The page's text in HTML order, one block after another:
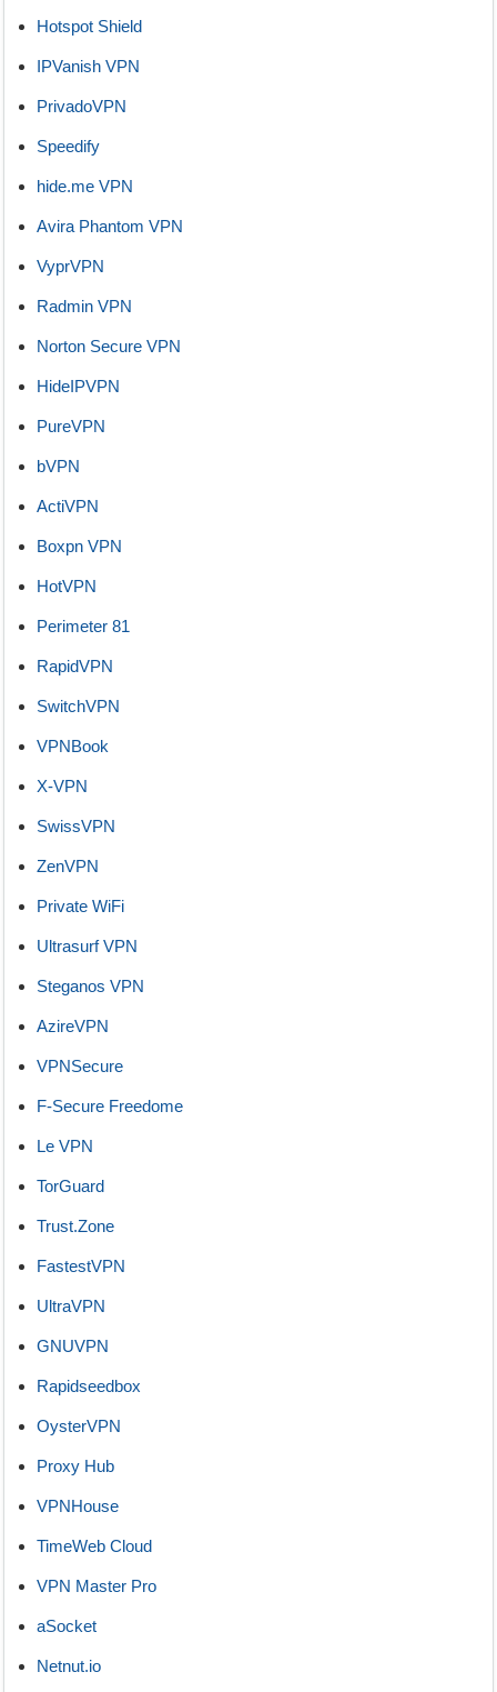
Hotspot Shield
IPVanish VPN
PrivadoVPN
Speedify
hide.me VPN
Avira Phantom VPN
VyprVPN
Radmin VPN
Norton Secure VPN
HideIPVPN
PureVPN
bVPN
ActiVPN
Boxpn VPN
HotVPN
Perimeter 81
RapidVPN
SwitchVPN
VPNBook
X-VPN
SwissVPN
ZenVPN
Private WiFi
Ultrasurf VPN
Steganos VPN
AzireVPN
VPNSecure
F-Secure Freedome
Le VPN
TorGuard
Trust.Zone
FastestVPN
UltraVPN
GNUVPN
Rapidseedbox
OysterVPN
Proxy Hub
VPNHouse
TimeWeb Cloud
VPN Master Pro
aSocket
Netnut.io